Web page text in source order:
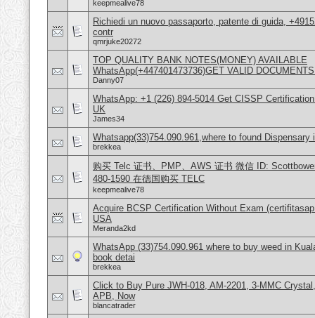
keepmealive78
Richiedi un nuovo passaporto, patente di guida,
contr
qmrjuke20272
TOP QUALITY BANK NOTES(MONEY) AVAILABLE
WhatsApp(+447401473736)GET VALID
Danny07
WhatsApp: +1 (226) 894-5014​ Get CISSP
UK
James34
Whatsapp(33)754.090.961,where to found
brekkea
购买 Telc 证书、PMP、AWS 证书 微信 ID:
480-1590 在德国购买 TELC
keepmealive78
Acquire BCSP Certification Without Exam
USA
Meranda2kd
WhatsApp (33)754.090.961 where to buy weed in
book detai
brekkea
Click to Buy Pure JWH-018, AM-2201, 3-MMC
APB, Now
blancatrader